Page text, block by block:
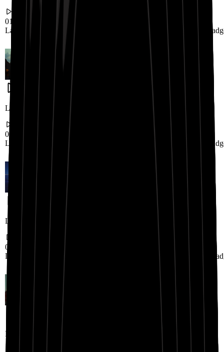
01:43
Landing.RapBeatShowcase.badge4
Landing.RapBeatShowcase.title3
02:36
Landing.RapBeatShowcase.badge7
Landing.RapBeatShowcase.title4
02:25
Landing.RapBeatShowcase.badge10
Landing.RapBeatShowcase.title5